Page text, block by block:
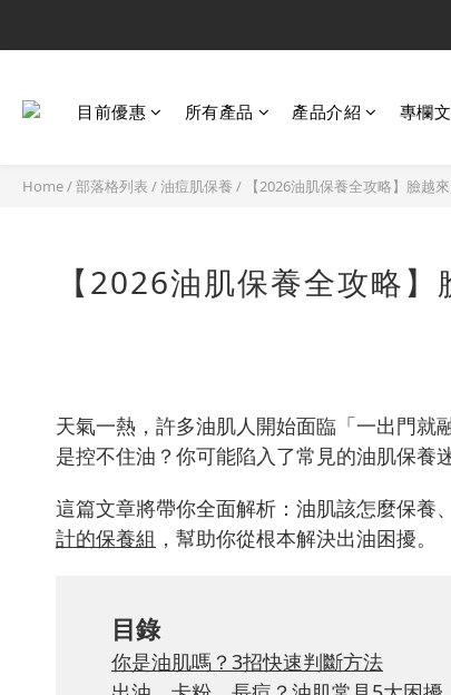
目前優惠 所有產品 產品介紹 專欄
Home/部落格列表 /油痘肌保養 / 【2026油肌保養全攻略】臉越
【2026油肌保養全攻略
天氣一熱，許多油肌人開始面臨「一出門就
是控不住油？你可能陷入了常見的油肌保養
這篇文章將帶你全面解析：油肌該怎麼保養
計的保養組 ，幫助你從根本解決出油困擾。
目錄
你是油肌嗎？3招快速判斷方法